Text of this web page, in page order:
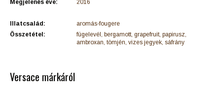
Megjelenés éve: 2016
Illatcsalád:
aromás-fougere
Összetétel:
fügelevél, bergamott, grapefruit, papirusz,
ambroxan, tömjén, vizes jegyek, sáfrány
Versace márkáról